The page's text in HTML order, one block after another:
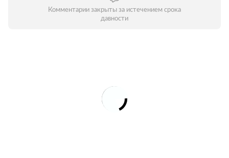
Комментарии закрыты за истечением срока
давности